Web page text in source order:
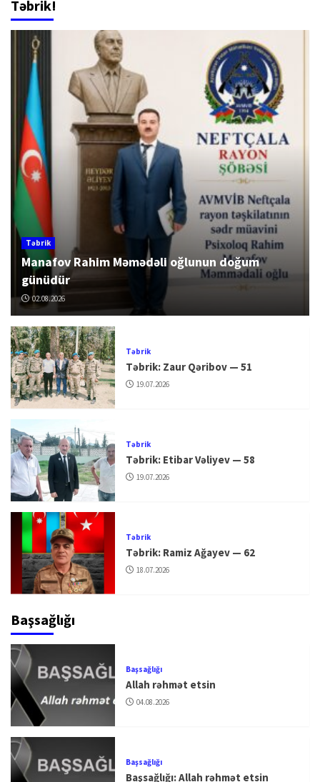
Təbrik!
Təbrik
Manafov Rahim Məmədəli oğlunun doğum
günüdür
02.08.2026
Təbrik
Təbrik: Zaur Qəribov — 51
19.07.2026
Təbrik
Təbrik: Etibar Vəliyev — 58
19.07.2026
Təbrik
Təbrik: Ramiz Ağayev — 62
18.07.2026
Başsağlığı
Başsağlığı
Allah rəhmət etsin
04.08.2026
Başsağlığı
Başsağlığı: Allah rəhmət etsin